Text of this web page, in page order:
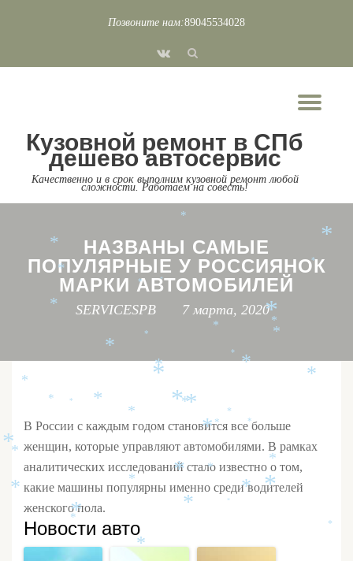
Позвоните нам:89045534028
fa-
Кузовной ремонт в СПб
дешево автосервис
Качественно и в срок выполним кузовной ремонт любой
сложности. Работаем на совесть!
НАЗВАНЫ САМЫЕ
ПОПУЛЯРНЫЕ У РОССИЯНОК
МАРКИ АВТОМОБИЛЕЙ
SERVICESPB 7 марта, 2020
В России с каждым годом становится все больше
женщин, которые управляют автомобилями. В рамках
аналитических исследований стало известно о том,
какие машины популярны именно среди водителей
женского пола.
Новости авто
*
*
*
*
*
*
*
*
*
*
*
*
*
*
*
*
*
*
*
*
*
*
*
*
*
*
*
*
*
*
*
*
*
*
*
*
*
*
*
*
*
*
*
*
*
*
*
*
*
*
*
*
*
*
*
*
*
*
*
*